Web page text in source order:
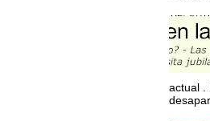
actual .